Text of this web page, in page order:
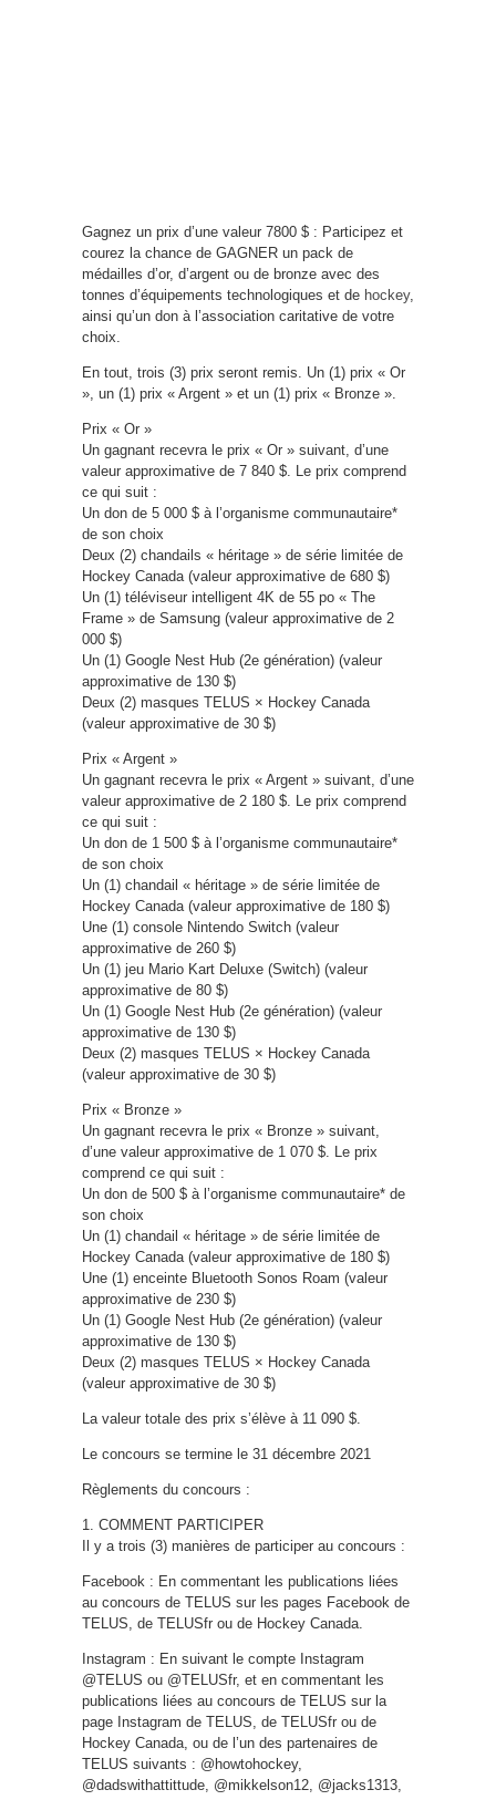
Gagnez un prix d’une valeur 7800 $ : Participez et
courez la chance de GAGNER un pack de
médailles d’or, d’argent ou de bronze avec des
tonnes d’équipements technologiques et de hockey,
ainsi qu’un don à l’association caritative de votre
choix.
En tout, trois (3) prix seront remis. Un (1) prix « Or
», un (1) prix « Argent » et un (1) prix « Bronze ».
Prix « Or »
Un gagnant recevra le prix « Or » suivant, d’une
valeur approximative de 7 840 $. Le prix comprend
ce qui suit :
Un don de 5 000 $ à l’organisme communautaire*
de son choix
Deux (2) chandails « héritage » de série limitée de
Hockey Canada (valeur approximative de 680 $)
Un (1) téléviseur intelligent 4K de 55 po « The
Frame » de Samsung (valeur approximative de 2
000 $)
Un (1) Google Nest Hub (2e génération) (valeur
approximative de 130 $)
Deux (2) masques TELUS × Hockey Canada
(valeur approximative de 30 $)
Prix « Argent »
Un gagnant recevra le prix « Argent » suivant, d’une
valeur approximative de 2 180 $. Le prix comprend
ce qui suit :
Un don de 1 500 $ à l’organisme communautaire*
de son choix
Un (1) chandail « héritage » de série limitée de
Hockey Canada (valeur approximative de 180 $)
Une (1) console Nintendo Switch (valeur
approximative de 260 $)
Un (1) jeu Mario Kart Deluxe (Switch) (valeur
approximative de 80 $)
Un (1) Google Nest Hub (2e génération) (valeur
approximative de 130 $)
Deux (2) masques TELUS × Hockey Canada
(valeur approximative de 30 $)
Prix « Bronze »
Un gagnant recevra le prix « Bronze » suivant,
d’une valeur approximative de 1 070 $. Le prix
comprend ce qui suit :
Un don de 500 $ à l’organisme communautaire* de
son choix
Un (1) chandail « héritage » de série limitée de
Hockey Canada (valeur approximative de 180 $)
Une (1) enceinte Bluetooth Sonos Roam (valeur
approximative de 230 $)
Un (1) Google Nest Hub (2e génération) (valeur
approximative de 130 $)
Deux (2) masques TELUS × Hockey Canada
(valeur approximative de 30 $)
La valeur totale des prix s’élève à 11 090 $.
Le concours se termine le 31 décembre 2021
Règlements du concours :
1. COMMENT PARTICIPER
Il y a trois (3) manières de participer au concours :
Facebook : En commentant les publications liées
au concours de TELUS sur les pages Facebook de
TELUS, de TELUSfr ou de Hockey Canada.
Instagram : En suivant le compte Instagram
@TELUS ou @TELUSfr, et en commentant les
publications liées au concours de TELUS sur la
page Instagram de TELUS, de TELUSfr ou de
Hockey Canada, ou de l’un des partenaires de
TELUS suivants : @howtohockey,
@dadswithattittude, @mikkelson12, @jacks1313,